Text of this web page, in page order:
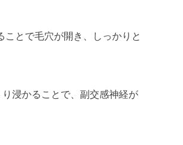
とで毛穴が開き、しっかりと
浸かることで、副交感神経が